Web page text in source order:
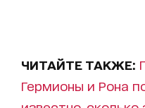
ЧИТАЙТЕ ТАКЖЕ:
Гермионы и Рона